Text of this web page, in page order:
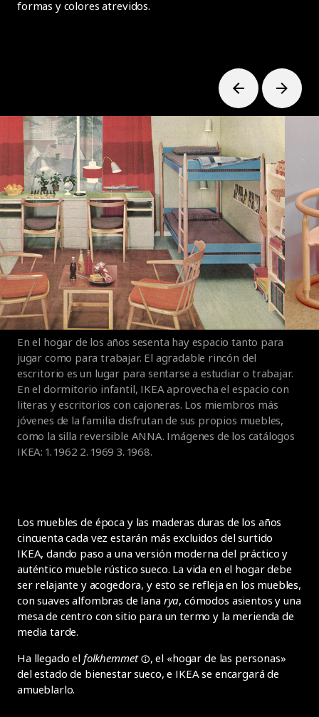
formas y colores atrevidos.
En el hogar de los años sesenta hay espacio tanto para
jugar como para trabajar. El agradable rincón del
escritorio es un lugar para sentarse a estudiar o trabajar.
En el dormitorio infantil, IKEA aprovecha el espacio con
literas y escritorios con cajoneras. Los miembros más
jóvenes de la familia disfrutan de sus propios muebles,
como la silla reversible ANNA. Imágenes de los catálogos
IKEA: 1. 1962 2. 1969 3. 1968.
Los muebles de época y las maderas duras de los años
cincuenta cada vez estarán más excluidos del surtido
IKEA, dando paso a una versión moderna del práctico y
auténtico mueble rústico sueco. La vida en el hogar debe
ser relajante y acogedora, y esto se refleja en los muebles,
con suaves alfombras de lana rya, cómodos asientos y una
mesa de centro con sitio para un termo y la merienda de
media tarde.
Ha llegado el folkhemmet
, el «hogar de las personas»
del estado de bienestar sueco, e IKEA se encargará de
amueblarlo.